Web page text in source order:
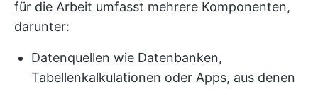
für die Arbeit umfasst mehrere Komponenten,
darunter:
Datenquellen wie Datenbanken,
Tabellenkalkulationen oder Apps, aus denen